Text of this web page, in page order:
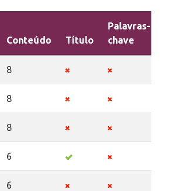
Conteúdo Título
Palavras-
chave
8
8
8
6
6